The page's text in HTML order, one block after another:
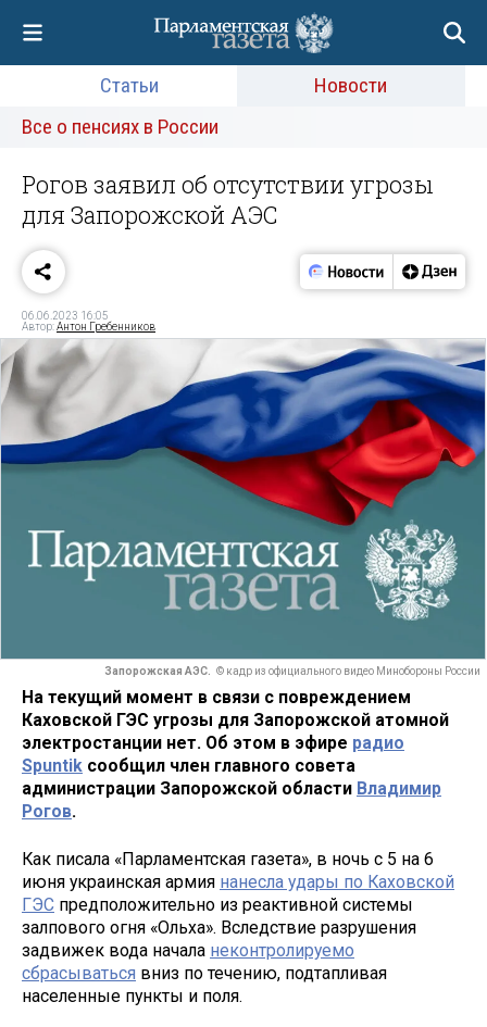
Статьи
Новости
Все о пенсиях в России
Рогов заявил об отсутствии угрозы
для Запорожской АЭС
06.06.2023 16:05
Автор:Антон Гребенников
Запорожская АЭС. © кадр из официального видео Минобороны России
На текущий момент в связи с повреждением
Каховской ГЭС угрозы для Запорожской атомной
электростанции нет. Об этом в эфире радио
Spuntik сообщил член главного совета
администрации Запорожской области Владимир
Рогов.
Как писала «Парламентская газета», в ночь с 5 на 6
июня украинская армия нанесла удары по Каховской
ГЭС предположительно из реактивной системы
залпового огня «Ольха». Вследствие разрушения
задвижек вода начала неконтролируемо
сбрасываться вниз по течению, подтапливая
населенные пункты и поля.